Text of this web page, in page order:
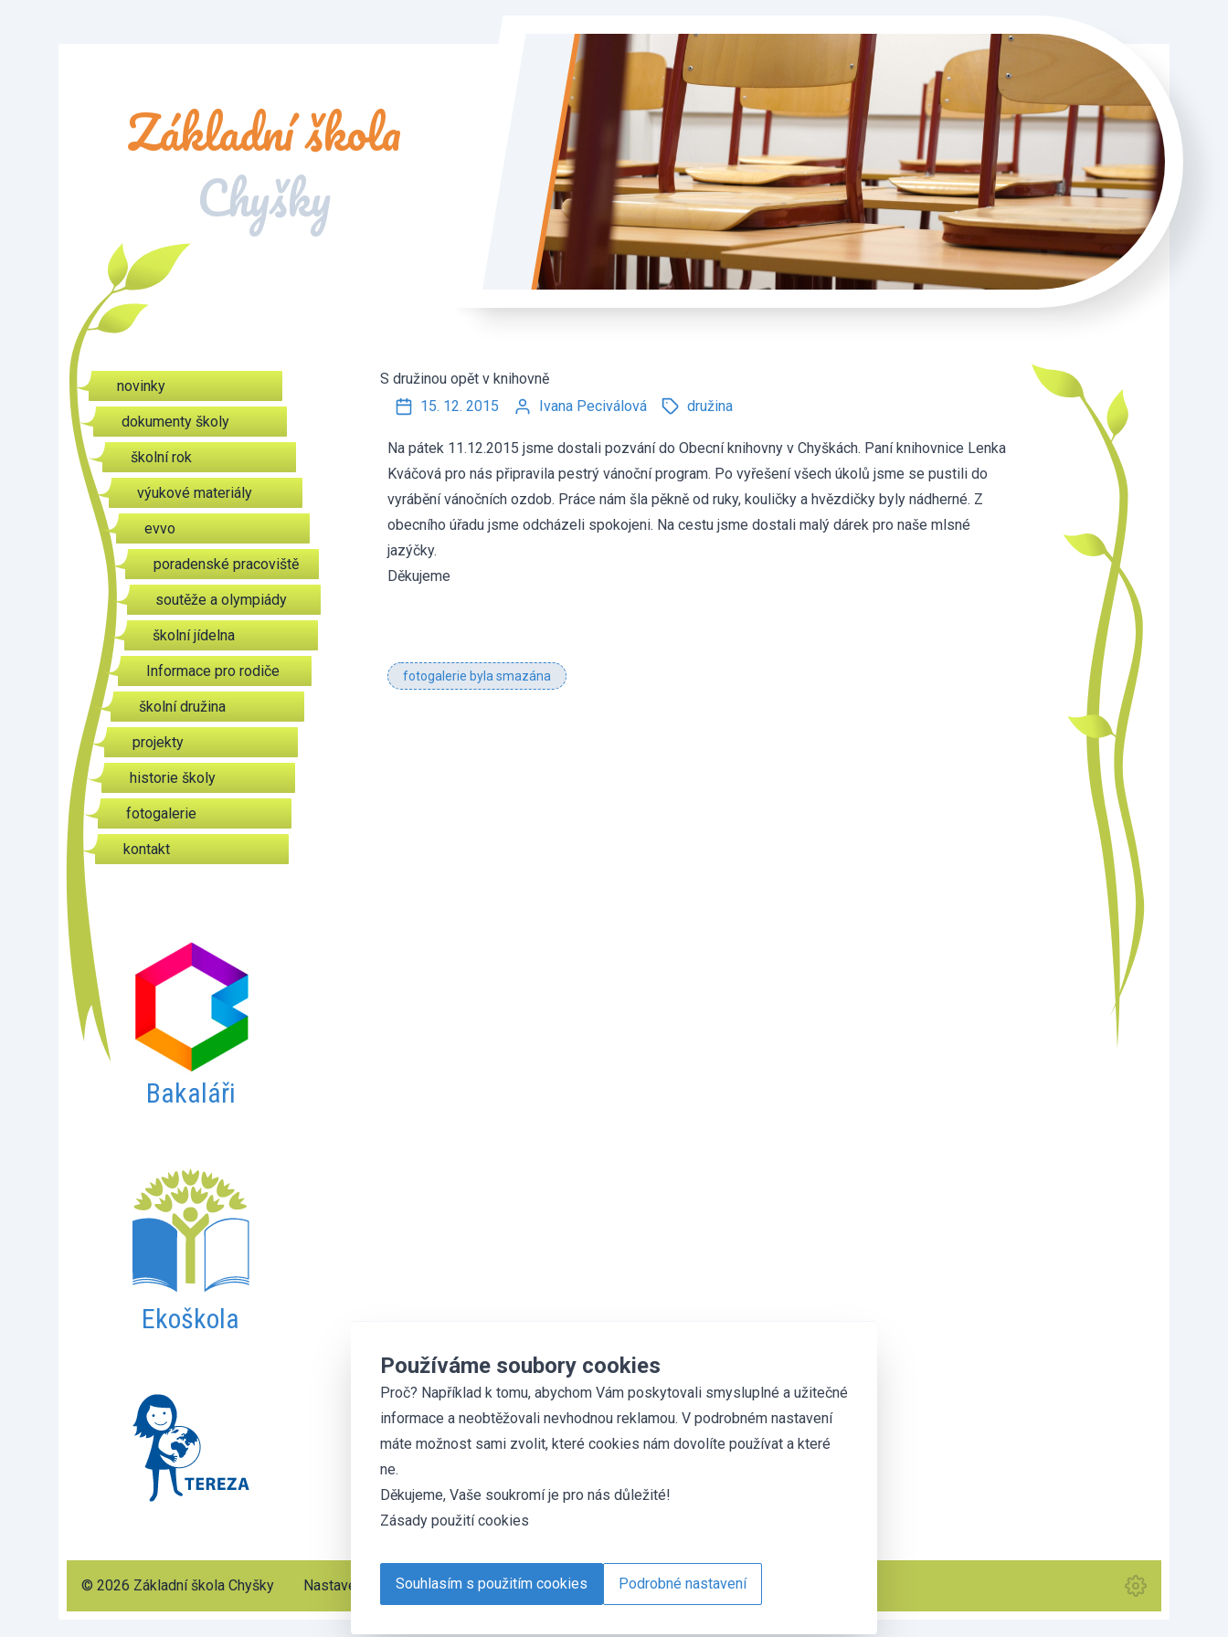
Základní škola
Chyšky
novinky
dokumenty školy
školní rok
výukové materiály
evvo
poradenské pracoviště
soutěže a olympiády
školní jídelna
Informace pro rodiče
školní družina
projekty
historie školy
fotogalerie
kontakt
Bakaláři
Ekoškola
S družinou opět v knihovně
15. 12. 2015
Ivana Peciválová družina
Na pátek 11.12.2015 jsme dostali pozvání do Obecní knihovny v Chyškách. Paní knihovnice Lenka
Kváčová pro nás připravila pestrý vánoční program. Po vyřešení všech úkolů jsme se pustili do
vyrábění vánočních ozdob. Práce nám šla pěkně od ruky, kouličky a hvězdičky byly nádherné. Z
obecního úřadu jsme odcházeli spokojeni. Na cestu jsme dostali malý dárek pro naše mlsné
jazýčky.
Děkujeme
fotogalerie byla smazána
© 2026 Základní škola Chyšky Nastavení cookies
Používáme soubory cookies
Proč? Například k tomu, abychom Vám poskytovali smysluplné a užitečné
informace a neobtěžovali nevhodnou reklamou. V podrobném nastavení
máte možnost sami zvolit, které cookies nám dovolíte používat a které
ne.
Děkujeme, Vaše soukromí je pro nás důležité!
Zásady použití cookies
Souhlasím s použitím cookies Podrobné nastavení